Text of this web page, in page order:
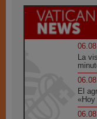
La
El